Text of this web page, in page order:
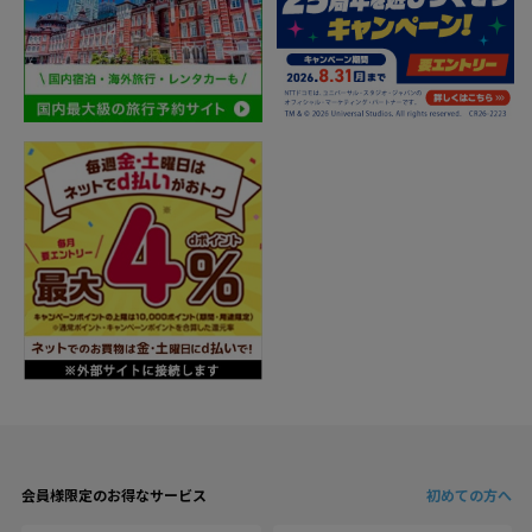
会員様限定のお得なサービス 初めての方へ